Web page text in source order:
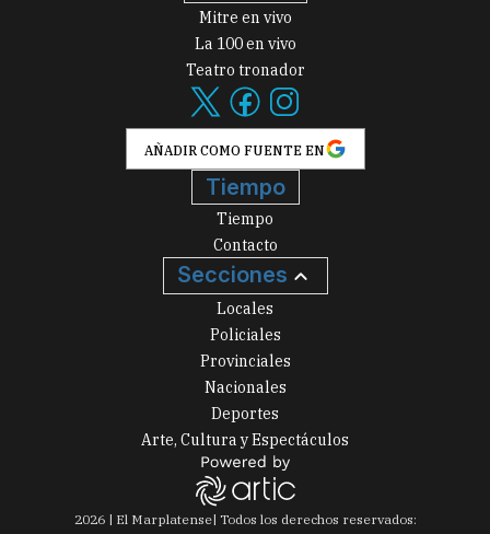
Mitre en vivo
La 100 en vivo
Teatro tronador
AÑADIR COMO FUENTE EN
Tiempo
Tiempo
Contacto
Secciones
Locales
Policiales
Provinciales
Nacionales
Deportes
Arte, Cultura y Espectáculos
2026| El Marplatense| Todos los derechos reservados: